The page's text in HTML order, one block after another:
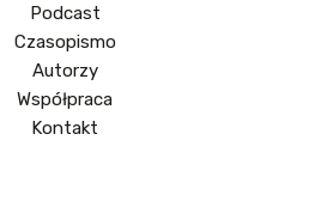
Podcast
Czasopismo
Autorzy
Współpraca
Kontakt